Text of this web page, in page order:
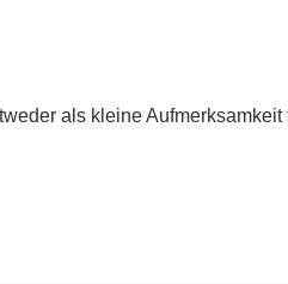
als kleine